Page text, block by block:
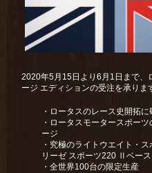
2020年5月15日より6月1日まで、
ージ エディションの受注を承りま
・ロータスのレース史開拓
・ロータスモータースポー
ージ
・究極のライトウエイト・
リーゼ スポーツ220 Ⅱベース
・全世界100台の限定生産